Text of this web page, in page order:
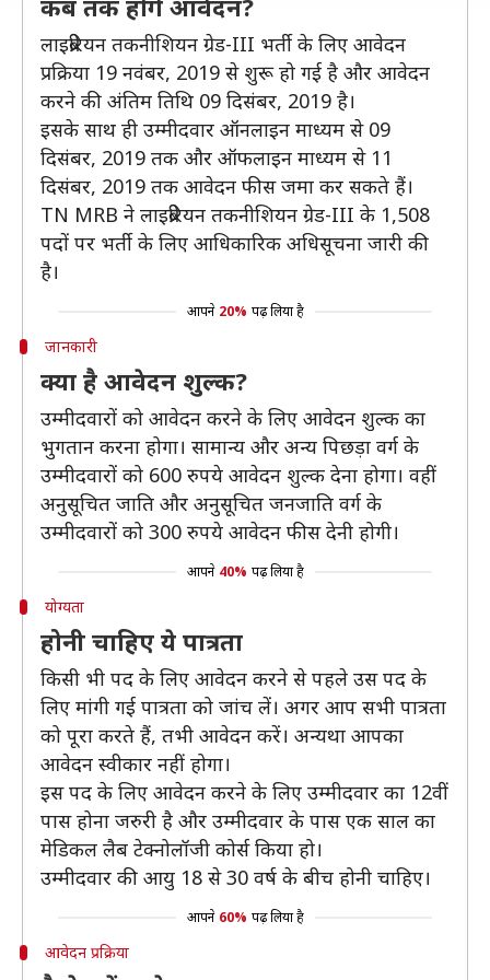
कब तक होंगे आवेदन?
लाइब्रेरियन तकनीशियन ग्रेड-III भर्ती के लिए आवेदन
प्रक्रिया 19 नवंबर, 2019 से शुरू हो गई है और आवेदन
करने की अंतिम तिथि 09 दिसंबर, 2019 है।
इसके साथ ही उम्मीदवार ऑनलाइन माध्यम से 09
दिसंबर, 2019 तक और ऑफलाइन माध्यम से 11
दिसंबर, 2019 तक आवेदन फीस जमा कर सकते हैं।
TN MRB ने लाइब्रेरियन तकनीशियन ग्रेड-III के 1,508
पदों पर भर्ती के लिए आधिकारिक अधिसूचना जारी की
है।
आपने 20% पढ़ लिया है
जानकारी
क्या है आवेदन शुल्क?
उम्मीदवारों को आवेदन करने के लिए आवेदन शुल्क का
भुगतान करना होगा। सामान्य और अन्य पिछड़ा वर्ग के
उम्मीदवारों को 600 रुपये आवेदन शुल्क देना होगा। वहीं
अनुसूचित जाति और अनुसूचित जनजाति वर्ग के
उम्मीदवारों को 300 रुपये आवेदन फीस देनी होगी।
आपने 40% पढ़ लिया है
योग्यता
होनी चाहिए ये पात्रता
किसी भी पद के लिए आवेदन करने से पहले उस पद के
लिए मांगी गई पात्रता को जांच लें। अगर आप सभी पात्रता
को पूरा करते हैं, तभी आवेदन करें। अन्यथा आपका
आवेदन स्वीकार नहीं होगा।
इस पद के लिए आवेदन करने के लिए उम्मीदवार का 12वीं
पास होना जरुरी है और उम्मीदवार के पास एक साल का
मेडिकल लैब टेक्नोलॉजी कोर्स किया हो।
उम्मीदवार की आयु 18 से 30 वर्ष के बीच होनी चाहिए।
आपने 60% पढ़ लिया है
आवेदन प्रक्रिया